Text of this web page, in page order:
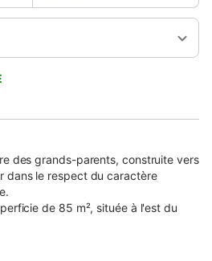
des grands-parents, construite vers
dans le respect du caractère
de 85 m², située à l'est du
de tous les appareils